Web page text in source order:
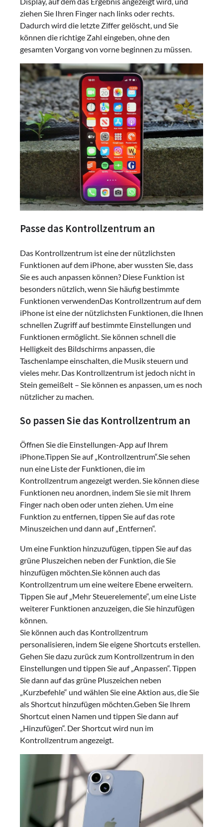
ziehen Sie Ihren Finger nach links oder rechts.
Dadurch wird die letzte Ziffer gelöscht, und Sie
können die richtige Zahl eingeben, ohne den
gesamten Vorgang von vorne beginnen zu müssen.
Passe das Kontrollzentrum an
Das Kontrollzentrum ist eine der nützlichsten
Funktionen auf dem iPhone, aber wussten Sie, dass
Sie es auch anpassen können? Diese Funktion ist
besonders nützlich, wenn Sie häufig bestimmte
Funktionen verwendenDas Kontrollzentrum auf dem
iPhone ist eine der nützlichsten Funktionen, die Ihnen
schnellen Zugriff auf bestimmte Einstellungen und
Funktionen ermöglicht. Sie können schnell die
Helligkeit des Bildschirms anpassen, die
Taschenlampe einschalten, die Musik steuern und
vieles mehr. Das Kontrollzentrum ist jedoch nicht in
Stein gemeißelt – Sie können es anpassen, um es noch
nützlicher zu machen.
So passen Sie das Kontrollzentrum an
Öffnen Sie die Einstellungen-App auf Ihrem
iPhone.Tippen Sie auf „Kontrollzentrum“.Sie sehen
nun eine Liste der Funktionen, die im
Kontrollzentrum angezeigt werden. Sie können diese
Funktionen neu anordnen, indem Sie sie mit Ihrem
Finger nach oben oder unten ziehen. Um eine
Funktion zu entfernen, tippen Sie auf das rote
Minuszeichen und dann auf „Entfernen“.
Um eine Funktion hinzuzufügen, tippen Sie auf das
grüne Pluszeichen neben der Funktion, die Sie
hinzufügen möchten.Sie können auch das
Kontrollzentrum um eine weitere Ebene erweitern.
Tippen Sie auf „Mehr Steuerelemente“, um eine Liste
weiterer Funktionen anzuzeigen, die Sie hinzufügen
können.
Sie können auch das Kontrollzentrum
personalisieren, indem Sie eigene Shortcuts erstellen.
Gehen Sie dazu zurück zum Kontrollzentrum in den
Einstellungen und tippen Sie auf „Anpassen“. Tippen
Sie dann auf das grüne Pluszeichen neben
„Kurzbefehle“ und wählen Sie eine Aktion aus, die Sie
als Shortcut hinzufügen möchten.Geben Sie Ihrem
Shortcut einen Namen und tippen Sie dann auf
„Hinzufügen“. Der Shortcut wird nun im
Kontrollzentrum angezeigt.